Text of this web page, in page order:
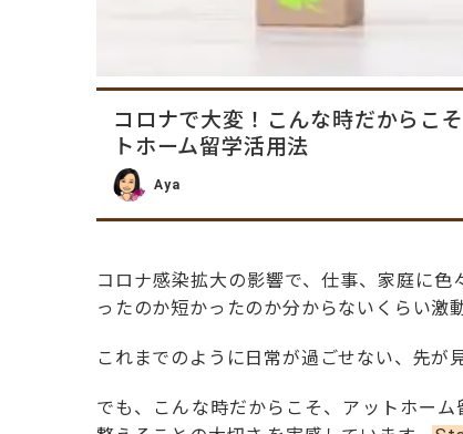
コロナで大変！こんな時だからこ
トホーム留学活用法
Aya
コロナ感染拡大の影響で、仕事、家庭に
ったのか短かったのか分からないくらい激
これまでのように日常が過ごせない、先が
でも、こんな時だからこそ、アットホーム